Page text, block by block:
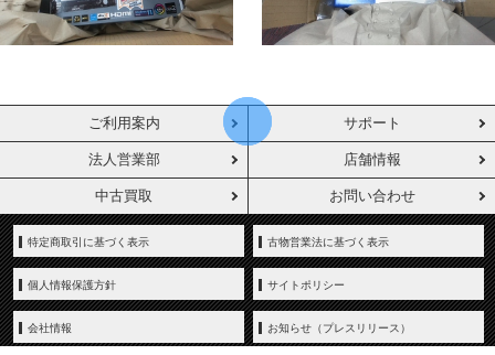
ご利用案内 サポート
法人営業部 店舗情報
中古買取 お問い合わせ
特定商取引に基づく表示 古物営業法に基づく表示
個人情報保護方針 サイトポリシー
会社情報 お知らせ（プレスリリース）